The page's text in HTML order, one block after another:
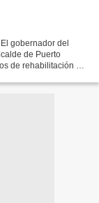
gobernador del
de Puerto
de rehabilitación y